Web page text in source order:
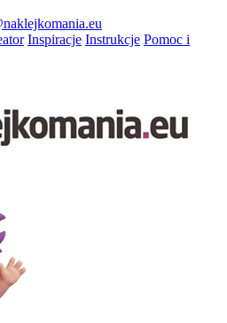
Inspiracje Instrukcje Pomoc i